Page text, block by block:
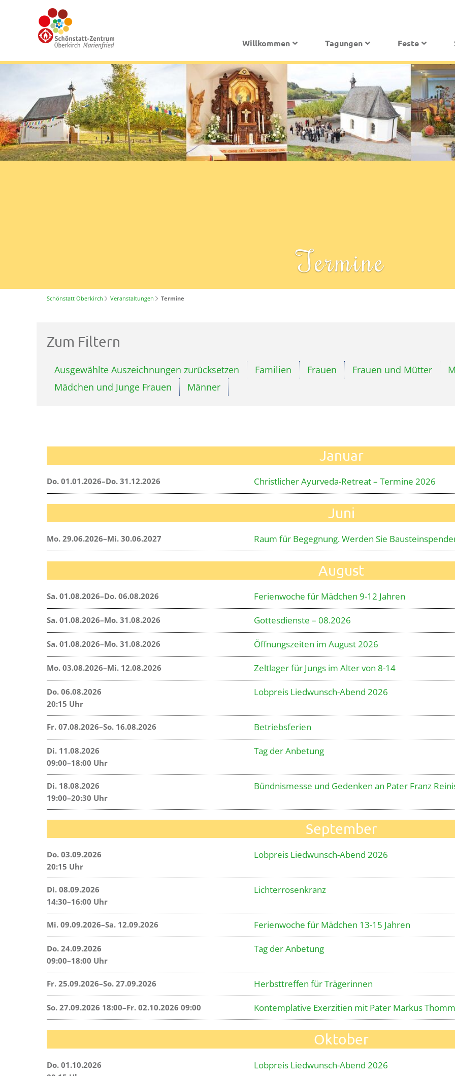
Willkommen Tagungen Feste
Termine
Schönstatt Oberkirch Veranstaltungen Termine
Zum Filtern
Ausgewählte Auszeichnungen zurücksetzen Familien Frauen Frauen und Mütter
Mädchen und Junge Frauen
Männer
Januar
Do. 01.01.2026–Do. 31.12.2026 Christlicher Ayurveda-Retreat – Termine 2026
Juni
Mo. 29.06.2026–Mi. 30.06.2027 Raum für Begegnung. Werden Sie
August
Sa. 01.08.2026–Do. 06.08.2026 Ferienwoche für Mädchen 9-12 Jahren
Sa. 01.08.2026–Mo. 31.08.2026 Gottesdienste – 08.2026
Sa. 01.08.2026–Mo. 31.08.2026 Öffnungszeiten im August 2026
Mo. 03.08.2026–Mi. 12.08.2026 Zeltlager für Jungs im Alter von 8-14
Do. 06.08.2026
20:15 Uhr
Lobpreis Liedwunsch-Abend 2026
Fr. 07.08.2026–So. 16.08.2026 Betriebsferien
Di. 11.08.2026
09:00–18:00 Uhr
Tag der Anbetung
Di. 18.08.2026
19:00–20:30 Uhr
Bündnismesse und Gedenken an Pater Franz
September
Do. 03.09.2026
20:15 Uhr
Lobpreis Liedwunsch-Abend 2026
Di. 08.09.2026
14:30–16:00 Uhr
Lichterrosenkranz
Mi. 09.09.2026–Sa. 12.09.2026 Ferienwoche für Mädchen 13-15 Jahren
Do. 24.09.2026
09:00–18:00 Uhr
Tag der Anbetung
Fr. 25.09.2026–So. 27.09.2026 Herbsttreffen für Trägerinnen
So. 27.09.2026 18:00–Fr. 02.10.2026 09:00 Kontemplative Exerzitien mit Pater Markus Thomm
Oktober
Do. 01.10.2026
Lobpreis Liedwunsch-Abend 2026